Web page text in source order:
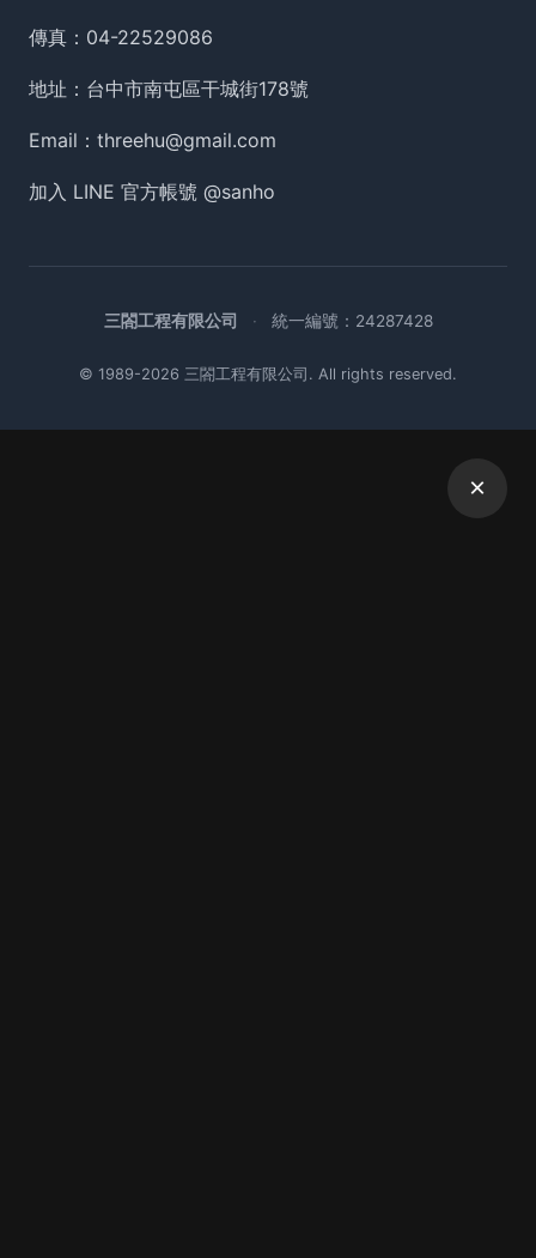
傳真：04-22529086
地址：台中市南屯區干城街178號
Email： threehu@gmail.com
加入 LINE 官方帳號 @sanho
三閤工程有限公司 · 統一編號： 24287428
© 1989-2026 三閤工程有限公司. All rights reserved.
×